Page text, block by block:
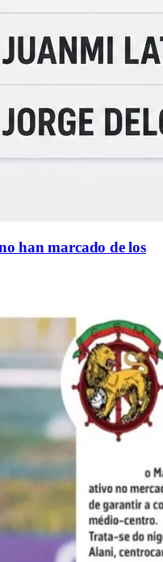
han marcado de los